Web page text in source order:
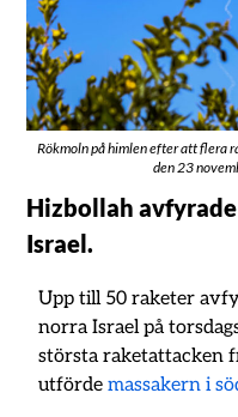
Rökmoln på himlen efter att flera
den 23
Hizbollah
Israel.
Upp till 50 raketer
norra Israel på
största raketattacken
utfördemassakern i